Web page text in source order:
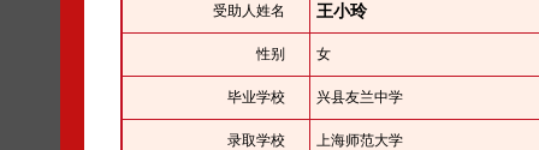
受助人姓名 王小玲
性别 女
毕业学校 兴县友兰中学
录取学校 上海师范大学